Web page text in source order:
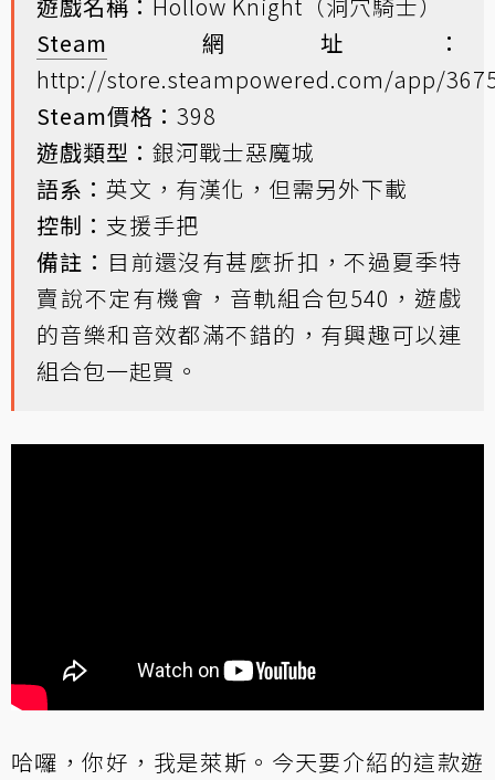
Steam 網址：
http://store.steampowered.com/app/
Steam價格： 398
遊戲類型： 銀河戰士惡魔城
語系： 英文，有漢化，但需另外下載
控制： 支援手把
備註： 目前還沒有甚麼折扣，不過夏季特
賣說不定有機會，音軌組合包540，遊戲
的音樂和音效都滿不錯的，有興趣可以連
組合包一起買。
哈囉，你好，我是萊斯。今天要介紹的這款遊